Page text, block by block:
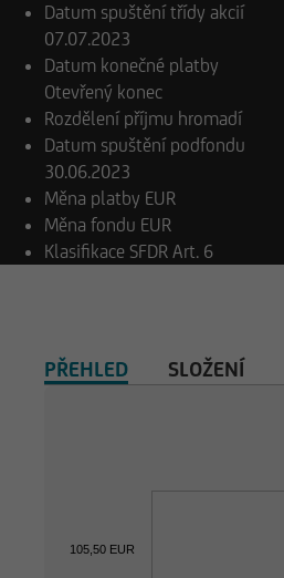
Datum spuštění třídy akcií
07.07.2023
Datum konečné platby
Otevřený konec
Rozdělení příjmu hromadí
Datum spuštění podfondu
30.06.2023
Měna platby EUR
Měna fondu EUR
Klasifikace SFDR Art. 6
PŘEHLED SLOŽENÍ
105,50 EUR